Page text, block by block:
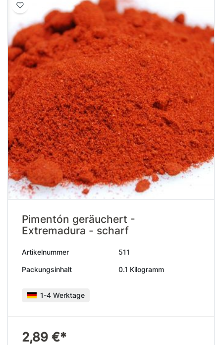
Pimentón geräuchert -
Extremadura - scharf
Artikelnummer 511
Packungsinhalt 0.1 Kilogramm
1-4 Werktage
2,89 €*